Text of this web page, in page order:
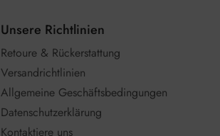
Unsere Richtlinien
Retoure & Rückerstattung
Versandrichtlinien
Allgemeine Geschäftsbedingungen
Datenschutzerklärung
Kontaktiere uns